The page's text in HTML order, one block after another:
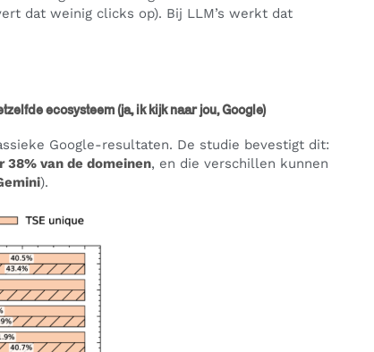
dat weinig clicks op). Bij LLM’s werkt dat
ecosysteem (ja, ik kijk naar jou, Google)
Google-resultaten. De studie bevestigt dit:
38% van de domeinen, en die verschillen kunnen
).